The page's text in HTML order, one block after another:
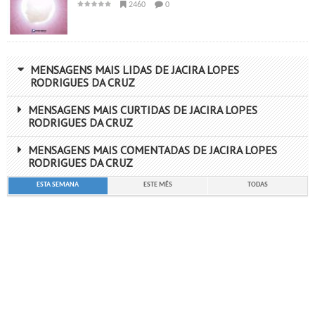
2460 0
MENSAGENS MAIS LIDAS DE JACIRA LOPES
RODRIGUES DA CRUZ
MENSAGENS MAIS CURTIDAS DE JACIRA LOPES
RODRIGUES DA CRUZ
MENSAGENS MAIS COMENTADAS DE JACIRA LOPES
RODRIGUES DA CRUZ
ESTA SEMANA ESTE MÊS TODAS